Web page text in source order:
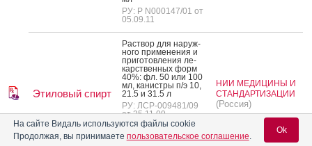
РУ: Р N000147/01 от
05.09.11
Этиловый спирт
Рас­твор для на­руж­
но­го при­мене­ния и
при­готов­ле­ния ле­
карс­твен­ных форм
40%: фл. 50 или 100
мл, ка­нис­тры п/э 10,
21.5 и 31.5 л
РУ: ЛСР-009481/09
от 25.11.09
Дата
переоформления:
09.10.23
НИИ МЕДИЦИНЫ И
СТАНДАРТИЗАЦИИ
(Россия)
На сайте Видаль используются файлы cookie
Продолжая, вы принимаете пользовательское соглашение.
Ok